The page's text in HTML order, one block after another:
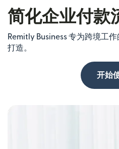
简化企业付款
Remitly Business 专为跨境工
打造。
开始